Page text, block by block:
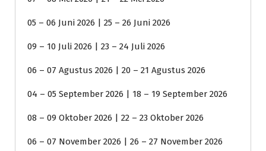
05 – 06 Juni 2026 | 25 – 26 Juni 2026
09 – 10 Juli 2026 | 23 – 24 Juli 2026
06 – 07 Agustus 2026 | 20 – 21 Agustus 2026
04 – 05 September 2026 | 18 – 19 September 2026
08 – 09 Oktober 2026 | 22 – 23 Oktober 2026
06 – 07 November 2026 | 26 – 27 November 2026